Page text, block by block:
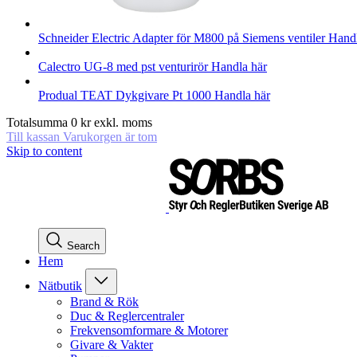
Schneider Electric Adapter för M800 på Siemens ventiler
Calectro UG-8 med pst venturirörHandla här
Produal TEAT Dykgivare Pt 1000 Handla här
Totalsumma 0 kr exkl. moms
Till kassan Varukorgen är tom
Skip to content
Search
Hem
Nätbutik
Brand & Rök
Duc & Reglercentraler
Frekvensomformare & Motorer
Givare & Vakter